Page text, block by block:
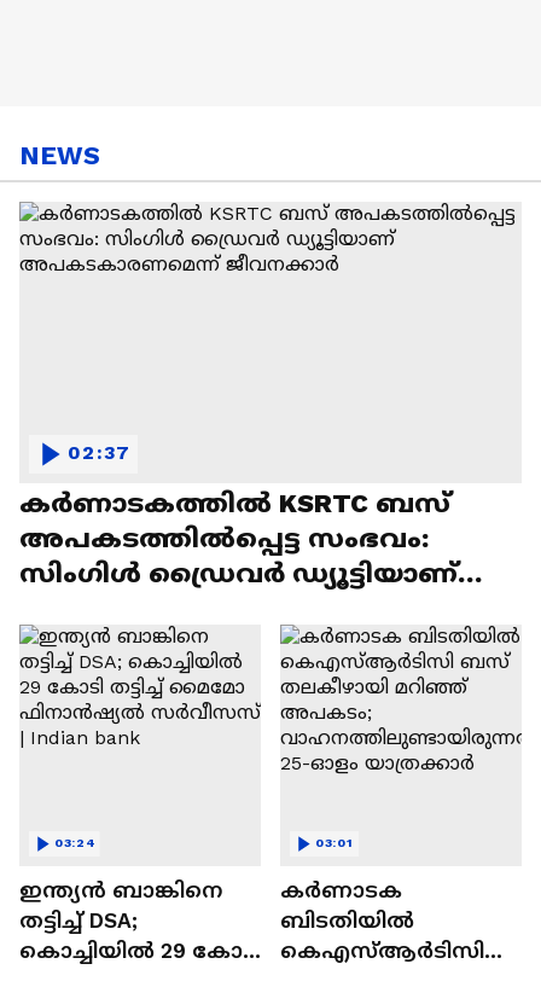
NEWS
കർണാടകത്തിൽ KSRTC ബസ്
അപകടത്തിൽപ്പെട്ട സംഭവം:
സിംഗിൾ ഡ്രൈവർ ഡ്യൂട്ടിയാണ്
02:37
ഇന്ത്യൻ ബാങ്കിനെ
തട്ടിച്ച് DSA;
കൊച്ചിയിൽ 29 കോടി
03:24
കർണാടക
ബിടതിയിൽ
കെഎസ്ആർടിസി
03:01